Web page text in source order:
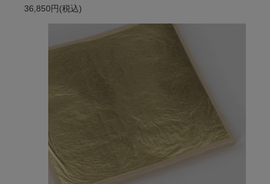
36,850円 (税込)